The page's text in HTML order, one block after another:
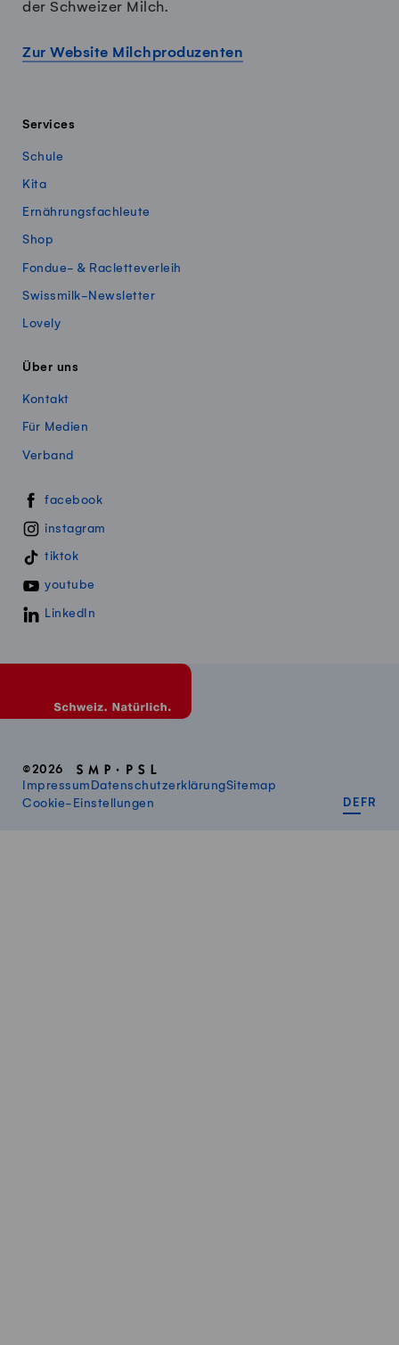
der Schweizer Milch.
Zur Website Milchproduzenten
Services
Schule
Kita
Ernährungsfachleute
Shop
Fondue- & Racletteverleih
Swissmilk-Newsletter
Lovely
Über uns
Kontakt
Für Medien
Verband
Swissmillk auf Social Media
facebook
instagram
tiktok
youtube
LinkedIn
©2026
Impressum DatenschutzerklärungSitemap
Cookie-Einstellungen
DE FR